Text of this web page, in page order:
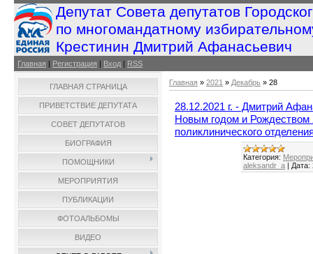
Депутат Совета депутатов
по многомандатному
Крестинин Дмитрий Афанасьевич
Главная | Регистрация | Вход | RSS
ГЛАВНАЯ СТРАНИЦА
ПРИВЕТСТВИЕ ДЕПУТАТА
СОВЕТ ДЕПУТАТОВ
БИОГРАФИЯ
ПОМОЩНИКИ
МЕРОПРИЯТИЯ
ПУБЛИКАЦИИ
ФОТОАЛЬБОМЫ
ВИДЕО
Главная » 2021 » Декабрь » 28
28.12.2021 г. - Дмитрий
Новым годом и Рождеством
поликлинического
Категория:
aleksandr_a | Дата: